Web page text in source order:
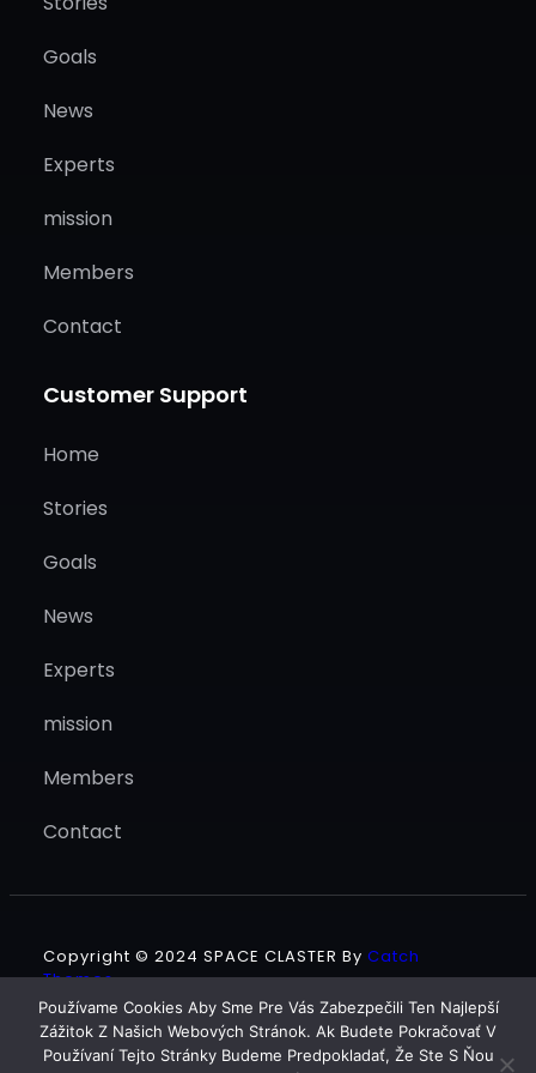
Goals
News
Experts
mission
Members
Contact
Customer Support
Home
Stories
Goals
News
Experts
mission
Members
Contact
Copyright © 2024 SPACE CLASTER By Catch
Themes
Facebook
TwitterLinkedIn
YouTube
Instagram
Používame Cookies Aby Sme Pre Vás Zabezpečili Ten Najlepší
Zážitok Z Našich Webových Stránok. Ak Budete Pokračovať V
Používaní Tejto Stránky Budeme Predpokladať, Že Ste S Ňou